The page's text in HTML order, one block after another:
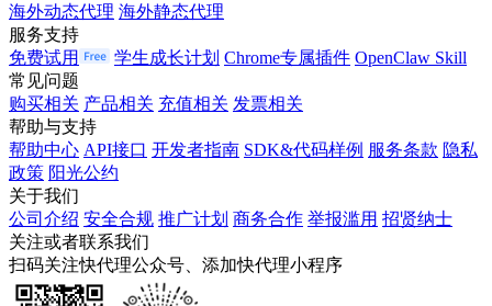
海外动态代理 海外静态代理
服务支持
免费试用
学生成长计划 Chrome专属插件 OpenClaw Skill
常见问题
购买相关 产品相关 充值相关 发票相关
帮助与支持
帮助中心 API接口 开发者指南 SDK&代码样例 服务条款 隐私
政策 阳光公约
关于我们
公司介绍 安全合规 推广计划 商务合作 举报滥用 招贤纳士
关注或者联系我们
扫码关注快代理公众号、添加快代理小程序